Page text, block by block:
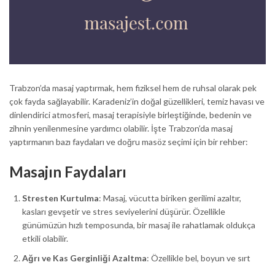
Trabzon’da masaj yaptırmak, hem fiziksel hem de ruhsal olarak pek
çok fayda sağlayabilir. Karadeniz’in doğal güzellikleri, temiz havası ve
dinlendirici atmosferi, masaj terapisiyle birleştiğinde, bedenin ve
zihnin yenilenmesine yardımcı olabilir. İşte Trabzon’da masaj
yaptırmanın bazı faydaları ve doğru masöz seçimi için bir rehber:
Masajın Faydaları
Stresten Kurtulma: Masaj, vücutta biriken gerilimi azaltır,
kasları gevşetir ve stres seviyelerini düşürür. Özellikle
günümüzün hızlı temposunda, bir masaj ile rahatlamak oldukça
etkili olabilir.
Ağrı ve Kas Gerginliği Azaltma: Özellikle bel, boyun ve sırt